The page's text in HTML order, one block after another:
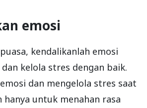
emosi
kendalikanlah emosi
kelola stres dengan baik.
dan mengelola stres saat
hanya untuk menahan rasa